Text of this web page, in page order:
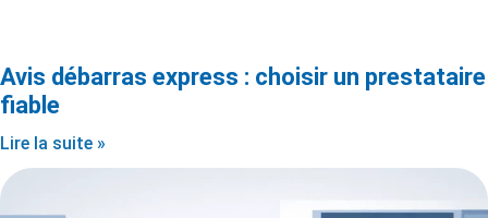
Avis débarras express : choisir un prestataire
fiable
Lire la suite »